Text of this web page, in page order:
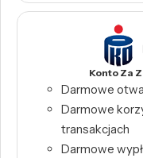
Konto Za
Darmowe
Darmowe
transakcjach
Darmowe